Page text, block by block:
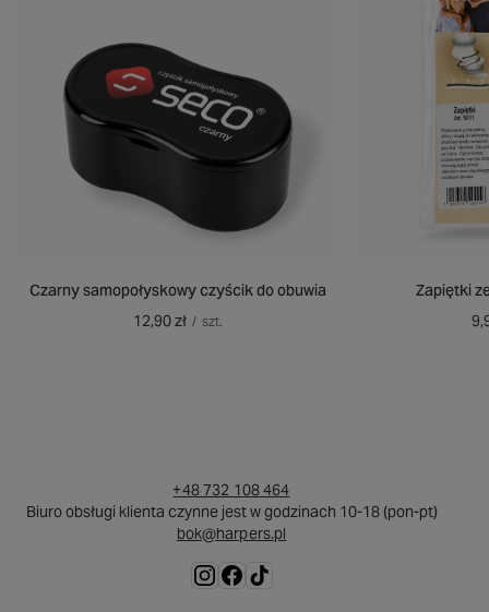
Czarny samopołyskowy czyścik do obuwia
12,90 zł / szt.
Zapiętki
+48 732 108 464
Biuro obsługi klienta czynne jest w godzinach 10-18 (pon-pt)
bok@harpers.pl